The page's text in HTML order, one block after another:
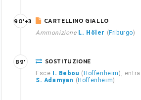
CARTELLINO GIALLO
Ammonizione L. Höler ( Friburgo)
90'+3
SOSTITUZIONE
Esce I. Bebou ( Hoffenheim), entra
S. Adamyan ( Hoffenheim)
89'